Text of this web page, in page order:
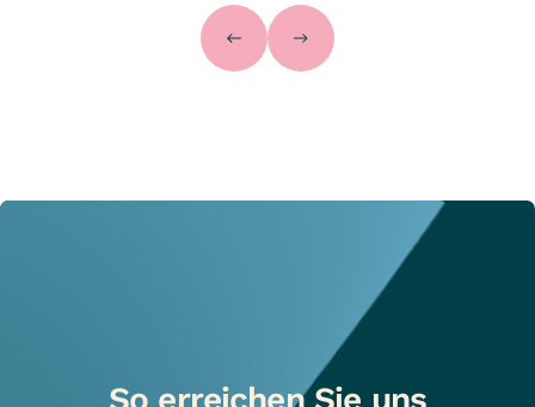
So erreichen Sie uns